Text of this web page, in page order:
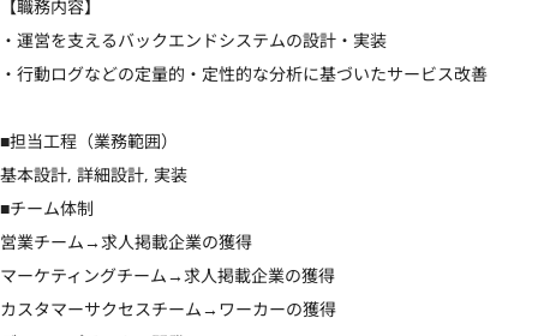
【職務内容】
・運営を支えるバックエンドシステムの設計・実装
・行動ログなどの定量的・定性的な分析に基づいたサービス改善
■担当工程（業務範囲）
基本設計, 詳細設計, 実装
■チーム体制
営業チーム→求人掲載企業の獲得
マーケティングチーム→求人掲載企業の獲得
カスタマーサクセスチーム→ワーカーの獲得